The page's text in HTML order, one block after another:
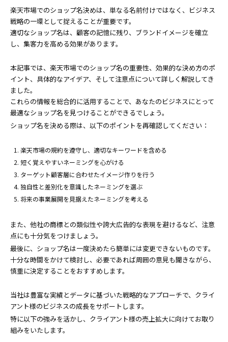
楽天市場でのショップ名決めは、単なる名前付けではなく、ビジネス
戦略の一環として捉えることが重要です。
適切なショップ名は、顧客の記憶に残り、ブランドイメージを確立
し、集客力を高める効果があります。
本記事では、楽天市場でのショップ名の重要性、効果的な決め方のポ
イント、具体的なアイデア、そして注意点について詳しく解説してき
ました。
これらの情報を総合的に活用することで、あなたのビジネスにとって
最適なショップ名を見つけることができるでしょう。
ショップ名を決める際は、以下のポイントを再確認してください：
楽天市場の規約を遵守し、適切なキーワードを含める
短く覚えやすいネーミングを心がける
ターゲット顧客層に合わせたイメージ作りを行う
独自性と差別化を意識したネーミングを選ぶ
将来の事業展開を見据えたネーミングを考える
また、他社の商標との類似性や誇大広告的な表現を避けるなど、注意
点にも十分気をつけましょう。
最後に、ショップ名は一度決めたら簡単には変更できないものです。
十分な時間をかけて検討し、必要であれば周囲の意見も聞きながら、
慎重に決定することをおすすめします。
当社は豊富な実績とデータに基づいた戦略的なアプローチで、クライ
アント様のビジネスの成長をサポートします。
特に以下の強みを活かし、クライアント様の売上拡大に向けてお取り
組みをいたします。